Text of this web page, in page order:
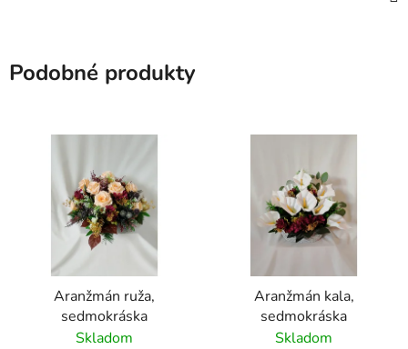
Podobné produkty
Aranžmán ruža,
sedmokráska
Skladom
Aranžmán kala,
sedmokráska
Skladom